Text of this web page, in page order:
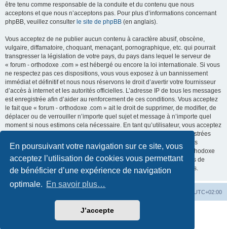
En poursuivant votre navigation sur ce site, vous
acceptez l’utilisation de cookies vous permettant
de bénéficier d’une expérience de navigation
optimale. En savoir plus…
J’accepte
être tenu comme responsable de la conduite et du contenu que nous
acceptons et que nous n’acceptons pas. Pour plus d’informations concernant
phpBB, veuillez consulter le site de phpBB (en anglais).
Vous acceptez de ne publier aucun contenu à caractère abusif, obscène,
vulgaire, diffamatoire, choquant, menaçant, pornographique, etc. qui pourrait
transgresser la législation de votre pays, du pays dans lequel le serveur de
« forum - orthodoxe .com » est hébergé ou encore la loi internationale. Si vous
ne respectez pas ces dispositions, vous vous exposez à un bannissement
immédiat et définitif et nous nous réservons le droit d’avertir votre fournisseur
d’accès à internet et les autorités officielles. L’adresse IP de tous les messages
est enregistrée afin d’aider au renforcement de ces conditions. Vous acceptez
le fait que « forum - orthodoxe .com » ait le droit de supprimer, de modifier, de
déplacer ou de verrouiller n’importe quel sujet et message à n’importe quel
moment si nous estimons cela nécessaire. En tant qu’utilisateur, vous acceptez
que toutes les informations que vous avez renseignées soient enregistrées
dans notre base de données. Bien que ces informations ne seront pas
diffusées à une tierce partie sans votre consentement, ni « forum - orthodoxe
.com », ni phpBB, ne pourront être tenus comme responsables en cas de
tentative de piratage informatique visant à compromettre vos données.
UTC+02:00
phpBB® Forum Software © phpBB Limited
©